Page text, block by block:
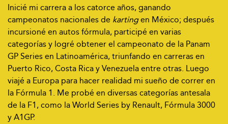
Inicié mi carrera a los catorce años, ganando
campeonatos nacionales de kartingen México; después
incursioné en autos fórmula, participé en varias
categorías y logré obtener el campeonato de la Panam
GP Series en Latinoamérica, triunfando en carreras en
Puerto Rico, Costa Rica y Venezuela entre otras. Luego
viajé a Europa para hacer realidad mi sueño de correr en
la Fórmula 1. Me probé en diversas categorías antesala
de la F1, como la World Series by Renault, Fórmula 3000
y A1GP.